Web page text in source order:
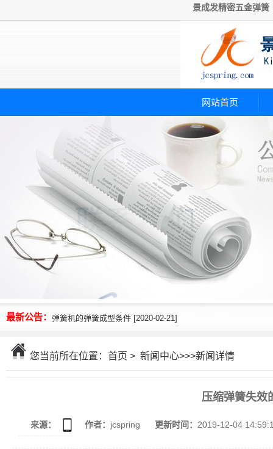
景成发精密五金弹簧
网站首页
最新公告：
什么是压缩弹簧 [2020-02-25]
弹簧机的弹簧成型条件 [2020-02-21]
您当前所在位置： 首页 > 新闻中心>>>新闻详情
压缩弹簧失效
来源： 作者： jcspring 更新时间： 2019-12-04